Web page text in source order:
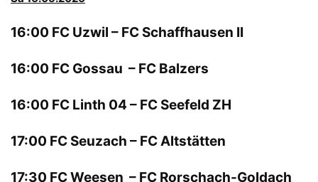
16:00 FC Uzwil – FC Schaffhausen II
16:00 FC Gossau – FC Balzers
16:00 FC Linth 04 – FC Seefeld ZH
17:00 FC Seuzach – FC Altstätten
17:30 FC Weesen – FC Rorschach-Goldach